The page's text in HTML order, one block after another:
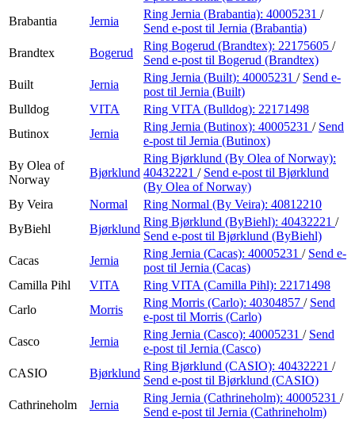
Brabantia
Jernia
Ring Jernia (Brabantia): 40005231 /
Send e-post til Jernia (Brabantia)
Brandtex
Bogerud
Ring Bogerud (Brandtex): 22175605 /
Send e-post til Bogerud (Brandtex)
Built
Jernia
Ring Jernia (Built): 40005231 / Send e-
post til Jernia (Built)
Bulldog
VITA Ring VITA (Bulldog): 22171498
Butinox
Jernia
Ring Jernia (Butinox): 40005231 / Send
e-post til Jernia (Butinox)
By Olea of
Norway
Bjørklund
Ring Bjørklund (By Olea of Norway):
40432221 / Send e-post til Bjørklund
(By Olea of Norway)
By Veira
Normal Ring Normal (By Veira): 40812210
ByBiehl
Bjørklund
Ring Bjørklund (ByBiehl): 40432221 /
Send e-post til Bjørklund (ByBiehl)
Cacas
Jernia
Ring Jernia (Cacas): 40005231 / Send e-
post til Jernia (Cacas)
Camilla Pihl
VITA Ring VITA (Camilla Pihl): 22171498
Carlo
Morris
Ring Morris (Carlo): 40304857 / Send
e-post til Morris (Carlo)
Casco
Jernia
Ring Jernia (Casco): 40005231 / Send
e-post til Jernia (Casco)
CASIO
Bjørklund
Ring Bjørklund (CASIO): 40432221 /
Send e-post til Bjørklund (CASIO)
Cathrineholm
Jernia
Ring Jernia (Cathrineholm): 40005231 /
Send e-post til Jernia (Cathrineholm)